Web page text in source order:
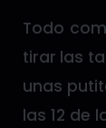
Todo
tirar las
unas
las 12 de